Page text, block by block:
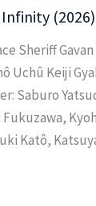
Infinity (2026)
Sheriff
Uchû Keiji
Saburo
Katô,